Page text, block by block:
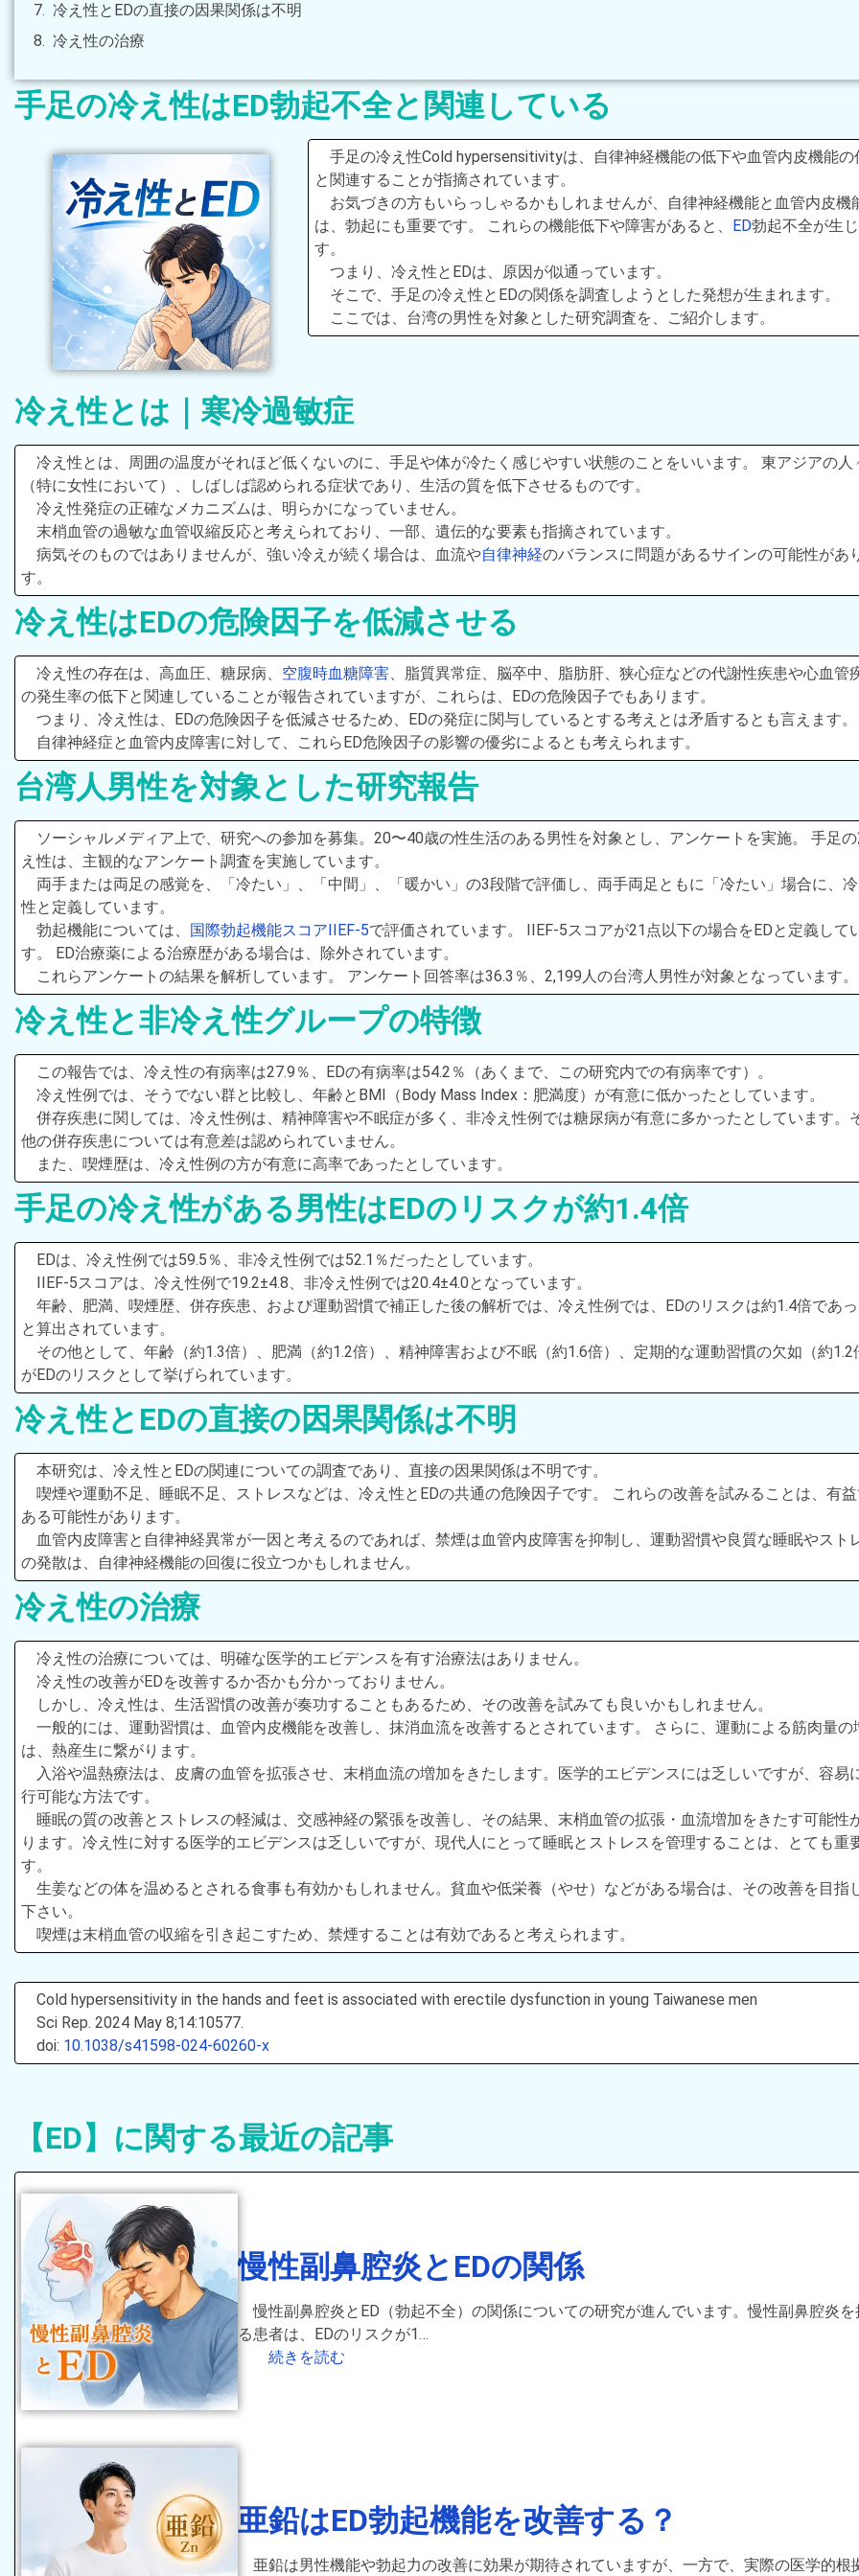
冷え性とEDの直接の因果関係は不明
冷え性の治療
手足の冷え性はED勃起不全と関連している
手足の冷え性Cold hypersensitivityは、自律神経機能の低下や血管内皮機能の
と関連することが指摘されています。
お気づきの方もいらっしゃるかもしれませんが、自律神経機能と血管内皮機
は、勃起にも重要です。 これらの機能低下や障害があると、 ED勃起不全が生じ
す。
つまり、冷え性とEDは、原因が似通っています。
そこで、手足の冷え性とEDの関係を調査しようとした発想が生まれます。
ここでは、台湾の男性を対象とした研究調査を、ご紹介します。
冷え性とは｜寒冷過敏症
冷え性とは、周囲の温度がそれほど低くないのに、手足や体が冷たく感じやすい状態のことをいいます。 東アジアの人
（特に女性において）、しばしば認められる症状であり、生活の質を低下させるものです。
冷え性発症の正確なメカニズムは、明らかになっていません。
末梢血管の過敏な血管収縮反応と考えられており、一部、遺伝的な要素も指摘されています。
病気そのものではありませんが、強い冷えが続く場合は、血流や自律神経のバランスに問題があるサインの可能性があ
す。
冷え性はEDの危険因子を低減させる
冷え性の存在は、高血圧、糖尿病、 空腹時血糖障害、脂質異常症、脳卒中、脂肪肝、狭心症などの代謝性疾患や心血管
の発生率の低下と関連していることが報告されていますが、これらは、EDの危険因子でもあります。
つまり、冷え性は、EDの危険因子を低減させるため、EDの発症に関与しているとする考えとは矛盾するとも言えます。
自律神経症と血管内皮障害に対して、これらED危険因子の影響の優劣によるとも考えられます。
台湾人男性を対象とした研究報告
ソーシャルメディア上で、研究への参加を募集。20〜40歳の性生活のある男性を対象とし、アンケートを実施。 手足
え性は、主観的なアンケート調査を実施しています。
両手または両足の感覚を、「冷たい」、「中間」、「暖かい」の3段階で評価し、両手両足ともに「冷たい」場合に、冷
性と定義しています。
勃起機能については、 国際勃起機能スコアIIEF-5で評価されています。 IIEF-5スコアが21点以下の場合をEDと定義して
す。 ED治療薬による治療歴がある場合は、除外されています。
これらアンケートの結果を解析しています。 アンケート回答率は36.3％、2,199人の台湾人男性が対象となっています。
冷え性と非冷え性グループの特徴
この報告では、冷え性の有病率は27.9％、EDの有病率は54.2％（あくまで、この研究内での有病率です）。
冷え性例では、そうでない群と比較し、年齢とBMI（Body Mass Index：肥満度）が有意に低かったとしています。
併存疾患に関しては、冷え性例は、精神障害や不眠症が多く、非冷え性例では糖尿病が有意に多かったとしています。
他の併存疾患については有意差は認められていません。
また、喫煙歴は、冷え性例の方が有意に高率であったとしています。
手足の冷え性がある男性はEDのリスクが約1.4倍
EDは、冷え性例では59.5％、非冷え性例では52.1％だったとしています。
IIEF-5スコアは、冷え性例で19.2±4.8、非冷え性例では20.4±4.0となっています。
年齢、肥満、喫煙歴、併存疾患、および運動習慣で補正した後の解析では、冷え性例では、EDのリスクは約1.4倍であ
と算出されています。
その他として、年齢（約1.3倍）、肥満（約1.2倍）、精神障害および不眠（約1.6倍）、定期的な運動習慣の欠如（約1.2
がEDのリスクとして挙げられています。
冷え性とEDの直接の因果関係は不明
本研究は、冷え性とEDの関連についての調査であり、直接の因果関係は不明です。
喫煙や運動不足、睡眠不足、ストレスなどは、冷え性とEDの共通の危険因子です。 これらの改善を試みることは、有
ある可能性があります。
血管内皮障害と自律神経異常が一因と考えるのであれば、禁煙は血管内皮障害を抑制し、運動習慣や良質な睡眠やスト
の発散は、自律神経機能の回復に役立つかもしれません。
冷え性の治療
冷え性の治療については、明確な医学的エビデンスを有す治療法はありません。
冷え性の改善がEDを改善するか否かも分かっておりません。
しかし、冷え性は、生活習慣の改善が奏功することもあるため、その改善を試みても良いかもしれません。
一般的には、運動習慣は、血管内皮機能を改善し、抹消血流を改善するとされています。 さらに、運動による筋肉量の
は、熱産生に繋がります。
入浴や温熱療法は、皮膚の血管を拡張させ、末梢血流の増加をきたします。医学的エビデンスには乏しいですが、容易
行可能な方法です。
睡眠の質の改善とストレスの軽減は、交感神経の緊張を改善し、その結果、末梢血管の拡張・血流増加をきたす可能性
ります。冷え性に対する医学的エビデンスは乏しいですが、現代人にとって睡眠とストレスを管理することは、とても重
す。
生姜などの体を温めるとされる食事も有効かもしれません。貧血や低栄養（やせ）などがある場合は、その改善を目指
下さい。
喫煙は末梢血管の収縮を引き起こすため、禁煙することは有効であると考えられます。
Cold hypersensitivity in the hands and feet is associated with erectile dysfunction in young Taiwanese men
Sci Rep. 2024 May 8;14:10577.
doi: 10.1038/s41598-024-60260-x
【ED】に関する最近の記事
慢性副鼻腔炎とEDの関係
慢性副鼻腔炎とED（勃起不全）の関係についての研究が進んでいます。慢性副鼻腔炎を
る患者は、EDのリスクが1…
続きを読む
亜鉛はED勃起機能を改善する？
亜鉛は男性機能や勃起力の改善に効果が期待されていますが、一方で、実際の医学的根